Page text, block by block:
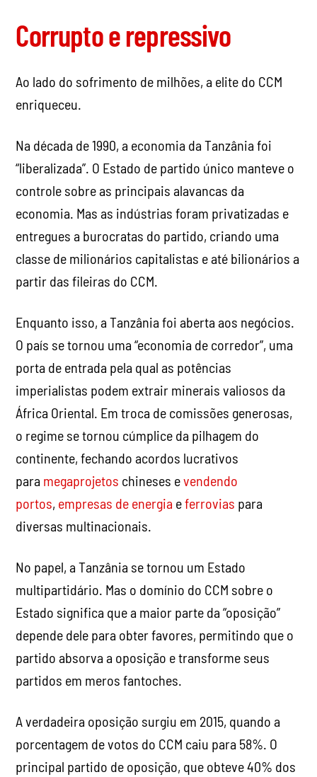
Corrupto e repressivo
Ao lado do sofrimento de milhões, a elite do CCM
enriqueceu.
Na década de 1990, a economia da Tanzânia foi
“liberalizada”. O Estado de partido único manteve o
controle sobre as principais alavancas da
economia. Mas as indústrias foram privatizadas e
entregues a burocratas do partido, criando uma
classe de milionários capitalistas e até bilionários a
partir das fileiras do CCM.
Enquanto isso, a Tanzânia foi aberta aos negócios.
O país se tornou uma “economia de corredor”, uma
porta de entrada pela qual as potências
imperialistas podem extrair minerais valiosos da
África Oriental. Em troca de comissões generosas,
o regime se tornou cúmplice da pilhagem do
continente, fechando acordos lucrativos
para megaprojetos chineses evendendo
portos, empresas de energia eferrovias para
diversas multinacionais.
No papel, a Tanzânia se tornou um Estado
multipartidário. Mas o domínio do CCM sobre o
Estado significa que a maior parte da “oposição”
depende dele para obter favores, permitindo que o
partido absorva a oposição e transforme seus
partidos em meros fantoches.
A verdadeira oposição surgiu em 2015, quando a
porcentagem de votos do CCM caiu para 58%. O
principal partido de oposição, que obteve 40% dos